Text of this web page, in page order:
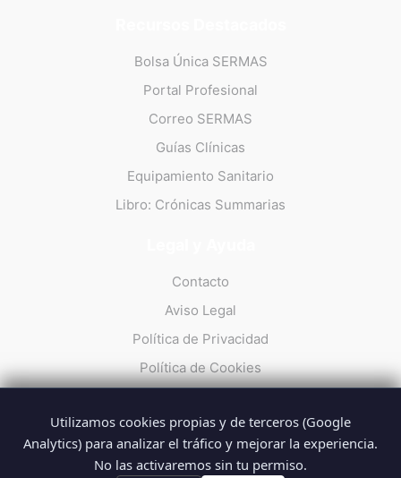
Bolsa Única SERMAS
Portal Profesional
Correo SERMAS
Guías Clínicas
Equipamiento Sanitario
Libro: Crónicas Summarias
Contacto
Aviso Legal
Política de Privacidad
Política de Cookies
© 2026 Summarios · La web no oficial de los profesionales del
Utilizamos cookies propias y de terceros (Google
Analytics) para analizar el tráfico y mejorar la experiencia.
No las activaremos sin tu permiso.